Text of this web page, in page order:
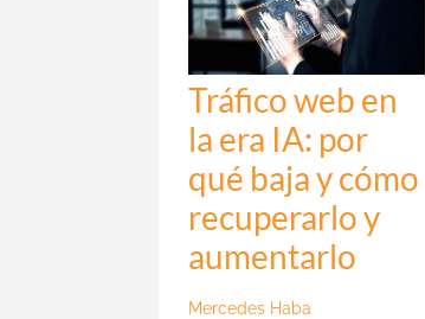
Tráfico web en
la era IA: por
qué baja y cómo
recuperarlo y
aumentarlo
Mercedes Haba